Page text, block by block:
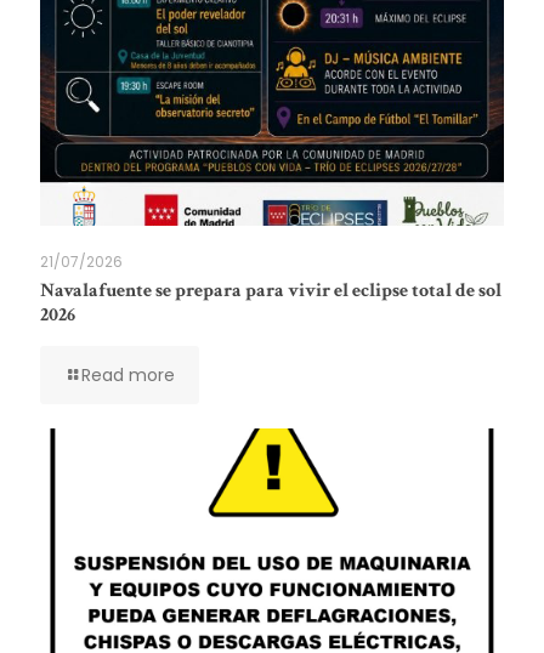
21/07/2026
Navalafuente se prepara para vivir el eclipse total de sol
2026
Read more